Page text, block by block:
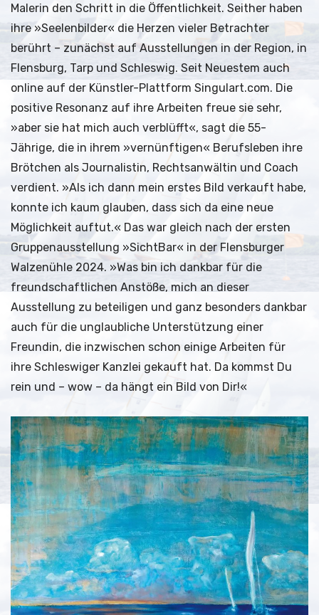
Malerin den Schritt in die Öffentlichkeit. Seither haben
ihre »Seelenbilder« die Herzen vieler Betrachter
berührt – zunächst auf Ausstellungen in der Region, in
Flensburg, Tarp und Schleswig. Seit Neuestem auch
online auf der Künstler-Plattform Singulart.com. Die
positive Resonanz auf ihre Arbeiten freue sie sehr,
»aber sie hat mich auch verblüfft«, sagt die 55-
Jährige, die in ihrem »vernünftigen« Berufsleben ihre
Brötchen als Journalistin, Rechtsanwältin und Coach
verdient. »Als ich dann mein erstes Bild verkauft habe,
konnte ich kaum glauben, dass sich da eine neue
Möglichkeit auftut.« Das war gleich nach der ersten
Gruppenausstellung »SichtBar« in der Flensburger
Walzenühle 2024. »Was bin ich dankbar für die
freundschaftlichen Anstöße, mich an dieser
Ausstellung zu beteiligen und ganz besonders dankbar
auch für die unglaubliche Unterstützung einer
Freundin, die inzwischen schon einige Arbeiten für
ihre Schleswiger Kanzlei gekauft hat. Da kommst Du
rein und – wow – da hängt ein Bild von Dir!«